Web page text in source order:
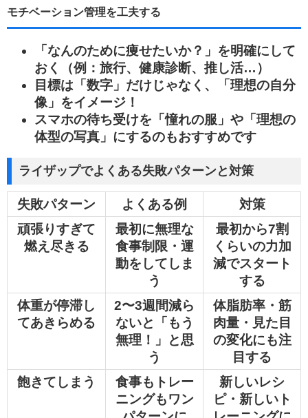
モチベーション管理を工夫する
「なんのために痩せたいか？」を明確にして
おく（例：旅行、健康診断、推し活…）
目標は「数字」だけじゃなく、「理想の自分
像」をイメージ！
スマホの待ち受けを「憧れの服」や「理想の
体型の写真」にするのもおすすめです
ライザップでよくある失敗パターンと対策
失敗パターン よくある例
対策
頑張りすぎて
燃え尽きる
最初に無理な
食事制限・運
動をしてしま
う
最初から7割
くらいの力加
減でスタート
する
体重が停滞し
てあきらめる
2〜3週間減ら
ないと「もう
無理！」と思
う
体脂肪率・筋
肉量・見た目
の変化にも注
目する
飽きてしまう
食事もトレー
ニングもワン
新しいレシ
ピ・新しいト